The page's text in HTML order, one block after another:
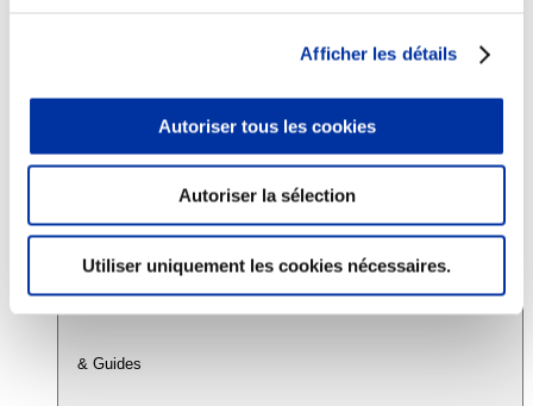
Afficher les détails
Autoriser tous les cookies
Autoriser la sélection
Utiliser uniquement les cookies nécessaires.
Viandes et santé
Juste rémunération et attractivité des métiers
Info-veille scientifique
Sources d’information
& Guides